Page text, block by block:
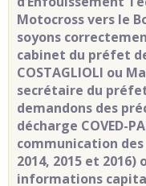
Motocross vers le
soyons
cabinet du préfet
COSTAGLIOLI ou
secrétaire du
demandons des
décharge COVED-
communication des
2014, 2015 et 2016)
informations